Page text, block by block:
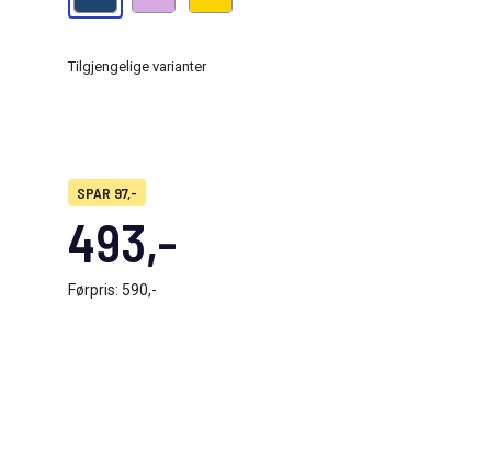
SPAR 97,-
493,-
Førpris: 590,-
Tilgjengelige varianter